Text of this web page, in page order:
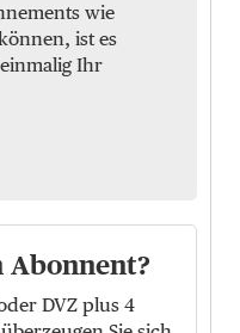
wie
ist es
Ihr
Abonnent?
DVZ plus 4